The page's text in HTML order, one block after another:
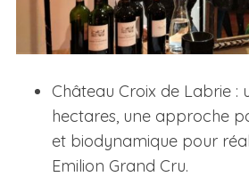
Château Croix de Labrie :
hectares, une approche
et biodynamique pour
Emilion Grand Cru.